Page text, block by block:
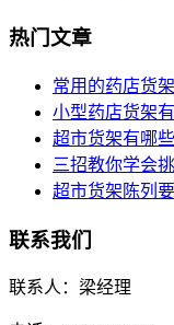
热门文章
常用的药店货
小型药店货架
超市货架有哪
三招教你学会
超市货架陈列
联系我们
联系人：梁经理